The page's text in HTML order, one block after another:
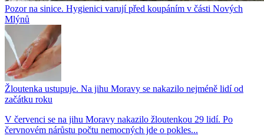
Pozor na sinice. Hygienici varují před koupáním v části Nových
Mlýnů
Žloutenka ustupuje. Na jihu Moravy se nakazilo nejméně lidí od
začátku roku
V červenci se na jihu Moravy nakazilo žloutenkou 29 lidí. Po
červnovém nárůstu počtu nemocných jde o pokles...